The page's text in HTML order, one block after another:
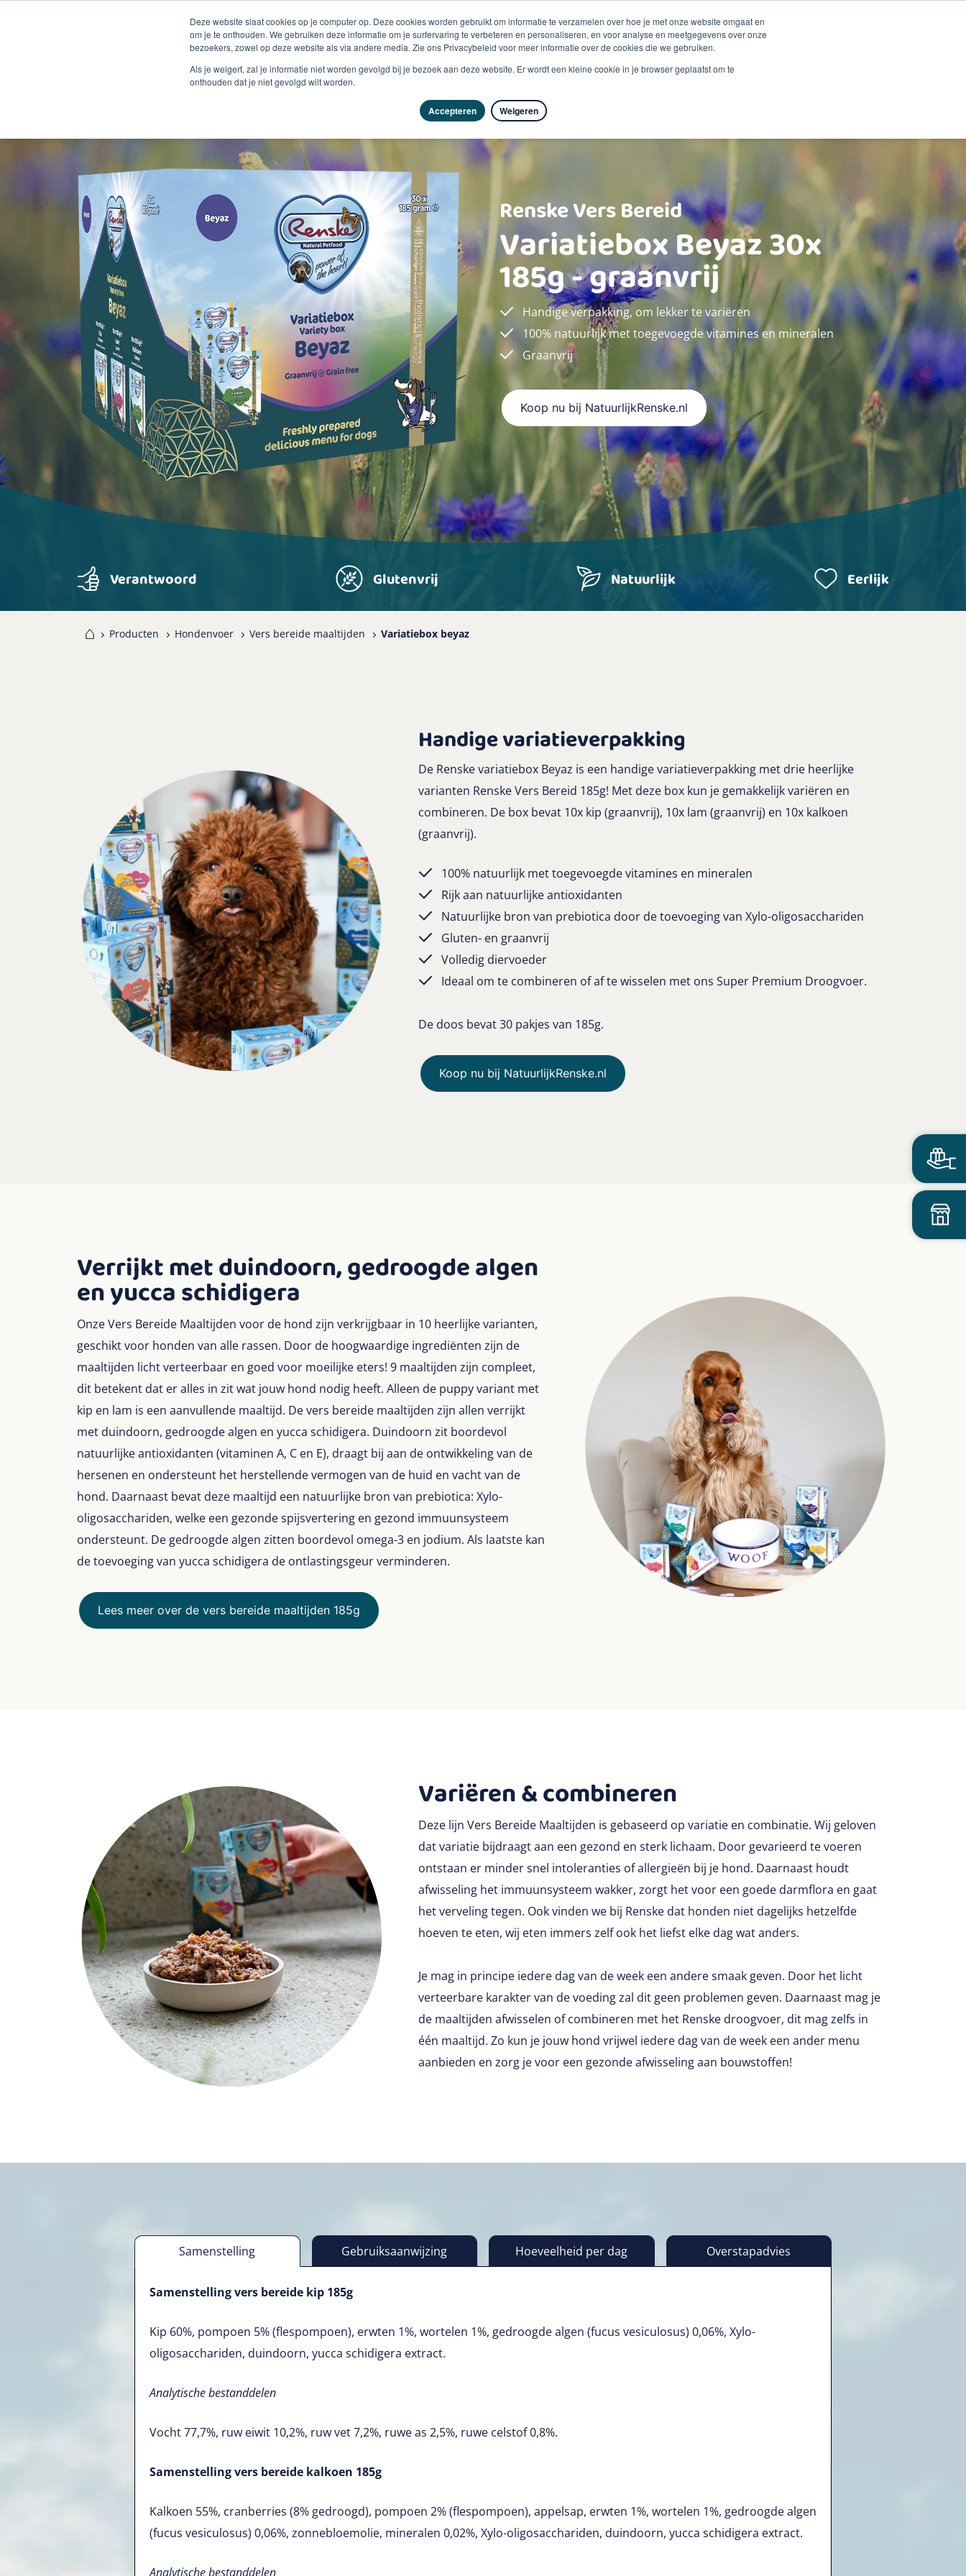
Deze website slaat cookies op je computer op. Deze cookies worden gebruikt om informatie te verzamelen over hoe je met onze website omgaat en
om je te onthouden. We gebruiken deze informatie om je surfervaring te verbeteren en personaliseren, en voor analyse en meetgegevens over onze
bezoekers, zowel op deze website als via andere media. Zie ons Privacybeleid voor meer informatie over de cookies die we gebruiken.
Als je weigert, zal je informatie niet worden gevolgd bij je bezoek aan deze website. Er wordt een kleine cookie in je browser geplaatst om te
onthouden dat je niet gevolgd wilt worden.
Accepteren Weigeren
Duurzaamheid
Producten Vragen & advies Kennisbank Over Renske Verkooppunten
Renske Vers Bereid
Variatiebox Beyaz 30x
185g - graanvrij
Handige verpakking, om lekker te variëren
100% natuurlijk met toegevoegde vitamines en mineralen
Graanvrij
Koop nu bij NatuurlijkRenske.nl
Verantwoord Glutenvrij Natuurlijk Eerlijk
Producten Hondenvoer Vers bereide maaltijden Variatiebox beyaz
Handige variatieverpakking
De Renske variatiebox Beyaz is een handige variatieverpakking met drie heerlijke
varianten Renske Vers Bereid 185g! Met deze box kun je gemakkelijk variëren en
combineren. De box bevat 10x kip (graanvrij), 10x lam (graanvrij) en 10x kalkoen
(graanvrij).
100% natuurlijk met toegevoegde vitamines en mineralen
Rijk aan natuurlijke antioxidanten
Natuurlijke bron van prebiotica door de toevoeging van Xylo-oligosacchariden
Gluten- en graanvrij
Volledig diervoeder
Ideaal om te combineren of af te wisselen met ons Super Premium Droogvoer.
De doos bevat 30 pakjes van 185g.
Koop nu bij NatuurlijkRenske.nl
Verrijkt met duindoorn, gedroogde algen
en yucca schidigera
Onze Vers Bereide Maaltijden voor de hond zijn verkrijgbaar in 10 heerlijke varianten,
geschikt voor honden van alle rassen. Door de hoogwaardige ingrediënten zijn de
maaltijden licht verteerbaar en goed voor moeilijke eters! 9 maaltijden zijn compleet,
dit betekent dat er alles in zit wat jouw hond nodig heeft. Alleen de puppy variant met
kip en lam is een aanvullende maaltijd. De vers bereide maaltijden zijn allen verrijkt
met duindoorn, gedroogde algen en yucca schidigera. Duindoorn zit boordevol
natuurlijke antioxidanten (vitaminen A, C en E), draagt bij aan de ontwikkeling van de
hersenen en ondersteunt het herstellende vermogen van de huid en vacht van de
hond. Daarnaast bevat deze maaltijd een natuurlijke bron van prebiotica: Xylo-
oligosacchariden, welke een gezonde spijsvertering en gezond immuunsysteem
ondersteunt. De gedroogde algen zitten boordevol omega-3 en jodium. Als laatste kan
de toevoeging van yucca schidigera de ontlastingsgeur verminderen.
Lees meer over de vers bereide maaltijden 185g
Variëren & combineren
Deze lijn Vers Bereide Maaltijden is gebaseerd op variatie en combinatie. Wij geloven
dat variatie bijdraagt aan een gezond en sterk lichaam. Door gevarieerd te voeren
ontstaan er minder snel intoleranties of allergieën bij je hond. Daarnaast houdt
afwisseling het immuunsysteem wakker, zorgt het voor een goede darmflora en gaat
het verveling tegen. Ook vinden we bij Renske dat honden niet dagelijks hetzelfde
hoeven te eten, wij eten immers zelf ook het liefst elke dag wat anders.
Je mag in principe iedere dag van de week een andere smaak geven. Door het licht
verteerbare karakter van de voeding zal dit geen problemen geven. Daarnaast mag je
de maaltijden afwisselen of combineren met het Renske droogvoer, dit mag zelfs in
één maaltijd. Zo kun je jouw hond vrijwel iedere dag van de week een ander menu
aanbieden en zorg je voor een gezonde afwisseling aan bouwstoffen!
Samenstelling Gebruiksaanwijzing Hoeveelheid per dag Overstapadvies
Samenstelling vers bereide kip 185g
Kip 60%, pompoen 5% (flespompoen), erwten 1%, wortelen 1%, gedroogde algen (fucus vesiculosus) 0,06%, Xylo-
oligosacchariden, duindoorn, yucca schidigera extract.
Analytische bestanddelen
Vocht 77,7%, ruw eiwit 10,2%, ruw vet 7,2%, ruwe as 2,5%, ruwe celstof 0,8%.
Samenstelling vers bereide kalkoen 185g
Kalkoen 55%, cranberries (8% gedroogd), pompoen 2% (flespompoen), appelsap, erwten 1%, wortelen 1%, gedroogde algen
(fucus vesiculosus) 0,06%, zonnebloemolie, mineralen 0,02%, Xylo-oligosacchariden, duindoorn, yucca schidigera extract.
Analytische bestanddelen